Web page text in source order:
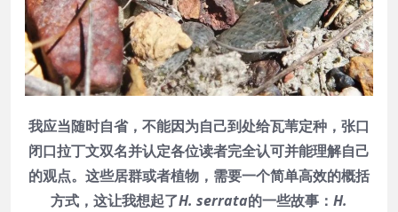
我应当随时自省，不能因为自己到处给瓦苇定种，张口
闭口拉丁文双名并认定各位读者完全认可并能理解自己
的观点。这些居群或者植物，需要一个简单高效的概括
方式，这让我想起了H. serrata的一些故事： H.